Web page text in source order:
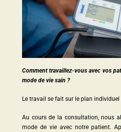
Comment travaillez-vous avec vos
mode de vie sain ?
Le travail se fait sur le plan
Au cours de la consultation, nous
mode de vie avec notre patient.